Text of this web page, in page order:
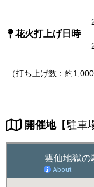
花火打上げ日時
（打ち上げ数：約1,000
開催地【駐車